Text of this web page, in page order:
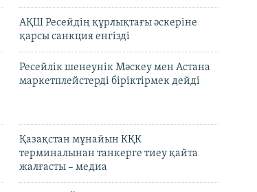
АҚШ Ресейдің құрлықтағы әскеріне
қарсы санкция енгізді
Ресейлік шенеунік Мәскеу мен Астана
маркетплейстерді біріктірмек дейді
Қазақстан мұнайын КҚК
терминалынан танкерге тиеу қайта
жалғасты – медиа